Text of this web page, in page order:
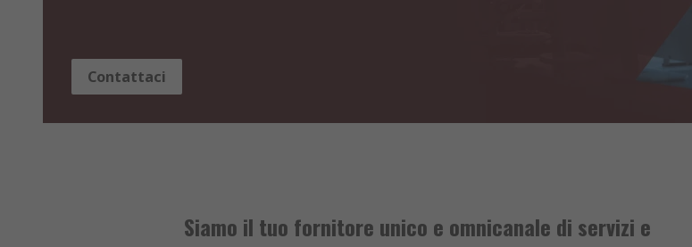
Contattaci
Siamo il tuo fornitore unico e omnicanale di servizi e